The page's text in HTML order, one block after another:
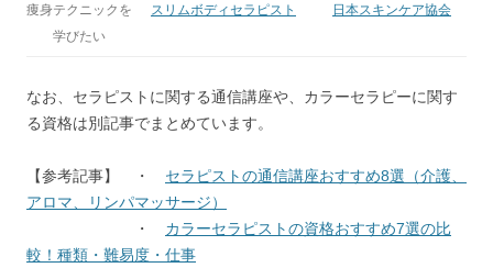
痩身テクニックを
学びたい
スリムボディセラピスト 日本スキンケア協会
なお、セラピストに関する通信講座や、カラーセラピーに関す
る資格は別記事でまとめています。
【参考記事】 ・ セラピストの通信講座おすすめ8選（介護、
アロマ、リンパマッサージ）
・ カラーセラピストの資格おすすめ7選の比
較！種類・難易度・仕事